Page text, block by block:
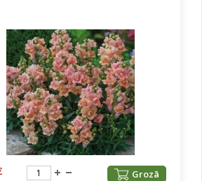
Grozā